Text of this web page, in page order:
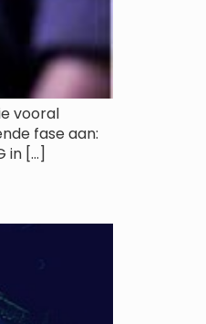
vooral
fase aan:
in […]